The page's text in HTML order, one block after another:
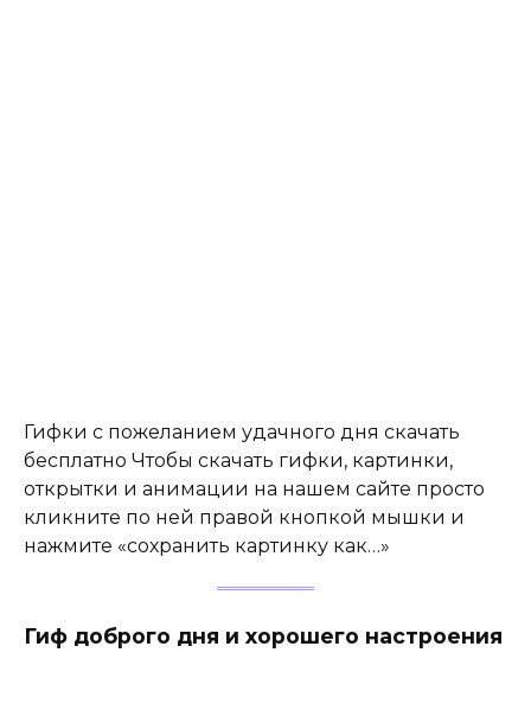
Гифки с пожеланием удачного дня скачать
бесплатно Чтобы скачать гифки, картинки,
открытки и анимации на нашем сайте просто
кликните по ней правой кнопкой мышки и
нажмите «сохранить картинку как…»
Гиф доброго дня и хорошего настроения